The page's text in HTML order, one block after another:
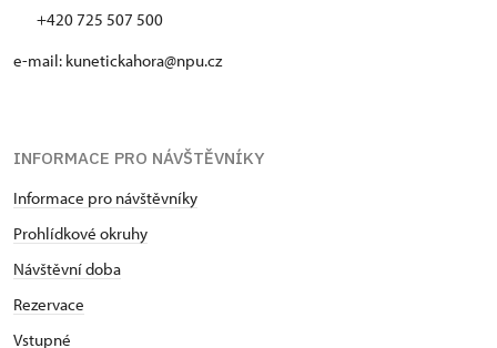
+420 725 507 500
e-mail: kunetickahora@npu.cz
INFORMACE PRO NÁVŠTĚVNÍKY
Informace pro návštěvníky
Prohlídkové okruhy
Návštěvní doba
Rezervace
Vstupné